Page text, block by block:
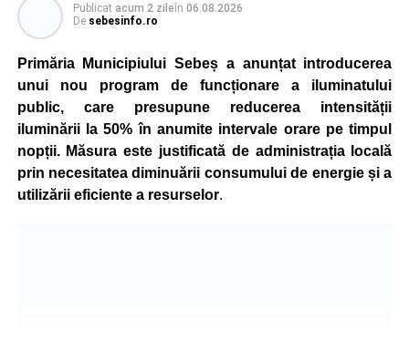
Publicat acum 2 zileîn 06.08.2026
De sebesinfo.ro
Primăria Municipiului Sebeș a anunțat introducerea
unui nou program de funcționare a iluminatului
public, care presupune reducerea intensității
iluminării la 50% în anumite intervale orare pe timpul
nopții. Măsura este justificată de administrația locală
prin necesitatea diminuării consumului de energie și a
utilizării eficiente a resurselor.